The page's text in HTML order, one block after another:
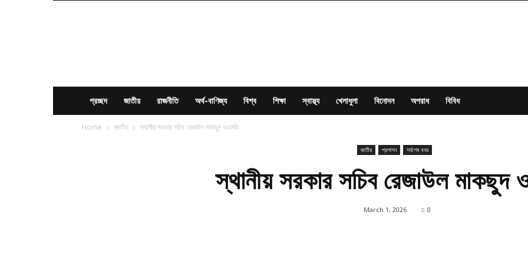
প্রচ্ছদ জাতীয় রাজনীতি অর্থ-বাণিজ্য বিশ্ব শিক্ষা স্বাস্থ্য খেলাধুলা বিনোদন অপরাধ বিবিধ
Home জাতীয় স্থানীয় সরকার সচিব রেজাউল মাকছুদ ওএসডি
জাতীয় প্রশাসন সর্বশেষ খবর
স্থানীয় সরকার সচিব রেজাউল মাকছুদ
March 1, 2026 0